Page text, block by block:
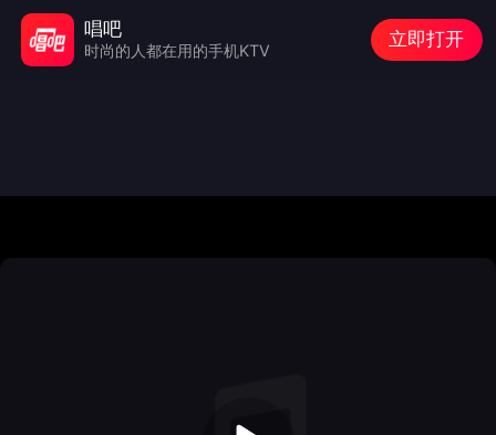
唱吧
时尚的人都在用的手机KTV
立即打开